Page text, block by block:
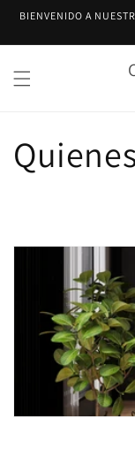
directamente
BIENVENIDO A